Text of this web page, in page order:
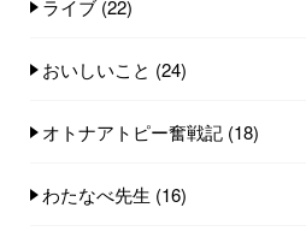
ライブ (22)
おいしいこと (24)
オトナアトピー奮戦記 (18)
わたなべ先生 (16)